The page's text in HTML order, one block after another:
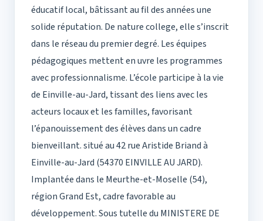
éducatif local, bâtissant au fil des années une
solide réputation. De nature college, elle s’inscrit
dans le réseau du premier degré. Les équipes
pédagogiques mettent en uvre les programmes
avec professionnalisme. L’école participe à la vie
de Einville-au-Jard, tissant des liens avec les
acteurs locaux et les familles, favorisant
l’épanouissement des élèves dans un cadre
bienveillant. situé au 42 rue Aristide Briand à
Einville-au-Jard (54370 EINVILLE AU JARD).
Implantée dans le Meurthe-et-Moselle (54),
région Grand Est, cadre favorable au
développement. Sous tutelle du MINISTERE DE